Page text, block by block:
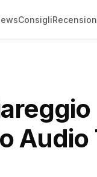
Consigli
Audio